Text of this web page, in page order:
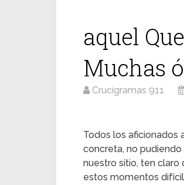
aquel
Muchas
Crucigramas 911
Todos los aficionados
concreta, no
nuestro sitio, ten claro
estos momentos